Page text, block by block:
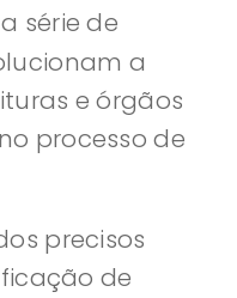
série de
a
e órgãos
processo de
precisos
de